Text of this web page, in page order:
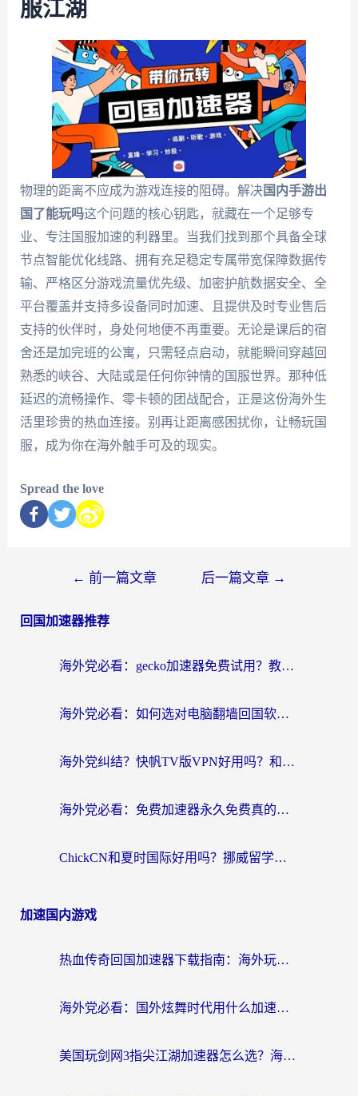
服江湖
物理的距离不应成为游戏连接的阻碍。解决国内手游出
国了能玩吗这个问题的核心钥匙，就藏在一个足够专
业、专注国服加速的利器里。当我们找到那个具备全球
节点智能优化线路、拥有充足稳定专属带宽保障数据传
输、严格区分游戏流量优先级、加密护航数据安全、全
平台覆盖并支持多设备同时加速、且提供及时专业售后
支持的伙伴时，身处何地便不再重要。无论是课后的宿
舍还是加完班的公寓，只需轻点启动，就能瞬间穿越回
熟悉的峡谷、大陆或是任何你钟情的国服世界。那种低
延迟的流畅操作、零卡顿的团战配合，正是这份海外生
活里珍贵的热血连接。别再让距离感困扰你，让畅玩国
服，成为你在海外触手可及的现实。
Spread the love
← 前一篇文章 后一篇文章 →
回国加速器推荐
海外党必看：gecko加速器免费试用？教你选对回国加速器，无缝刷国内剧玩游戏
海外党必看：如何选对电脑翻墙回国软件，轻松解锁国内资源？
海外党纠结？快帆TV版VPN好用吗？和扇贝手游VPN对比哪个回国效果更好？
海外党必看：免费加速器永久免费真的存在吗？教你选对回国加速器无缝刷国内资源
ChickCN和夏时国际好用吗？挪威留学生亲测3款回国加速器，附穿梭和加速喵对比指南
加速国内游戏
热血传奇回国加速器下载指南：海外玩家如何流畅砍怪不卡顿？
海外党必看：国外炫舞时代用什么加速器比较好？解决延迟卡顿的终极方案
美国玩剑网3指尖江湖加速器怎么选？海外党亲测避坑指南